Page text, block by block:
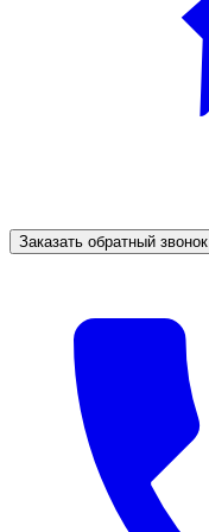
Заказать обратный звонок